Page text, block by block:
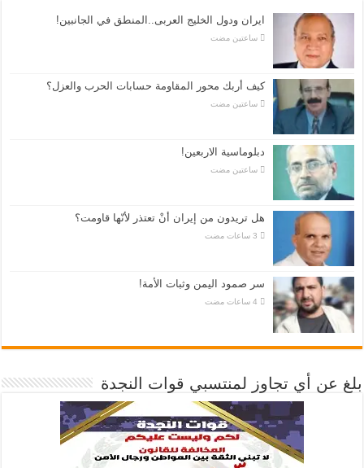
ايران ودول الخليج العربى..المنطق في الجانبين!
‏ساعتين مضت
كيف أربك محور المقاومة حسابات الحرب والعزل؟
‏ساعتين مضت
دبلوماسية الاربعين!
‏ساعتين مضت
هل تريدون من إيران أنْ تعتذر لأنّها قاومت؟
سر صمود اليمن وثبات الأمة!
بلغ عن أي تجاوز لمنتسبي قوات النجدة